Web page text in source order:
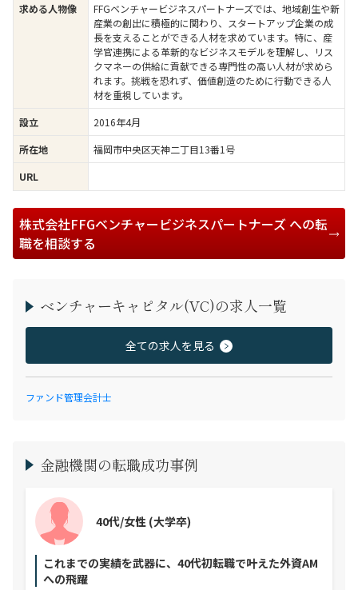
求める人物像
FFGベンチャービジネスパートナーズでは、地域創生や新
産業の創出に積極的に関わり、スタートアップ企業の成
長を支えることができる人材を求めています。特に、産
学官連携による革新的なビジネスモデルを理解し、リス
クマネーの供給に貢献できる専門性の高い人材が求めら
れます。挑戦を恐れず、価値創造のために行動できる人
材を重視しています。
設立 2016年4月
所在地 福岡市中央区天神二丁目13番1号
URL
株式会社FFGベンチャービジネスパートナーズ への転
職を相談する
ベンチャーキャピタル(VC)の求人一覧
全ての求人を見る
ファンド管理会計士
金融機関の転職成功事例
これまでの実績を武器に、40代初転職で叶えた外資AM
への飛躍
40代/女性 (大学卒)